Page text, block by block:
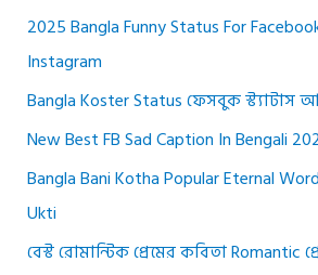
2025 Bangla Funny Status For
Instagram
Bangla Koster Status ফেসবুক স্ট্যাটাস
New Best FB Sad Caption In Bengali
Bangla Bani Kotha Popular Eternal
Ukti
বেস্ট রোমান্টিক প্রেমের কবিতা Romantic